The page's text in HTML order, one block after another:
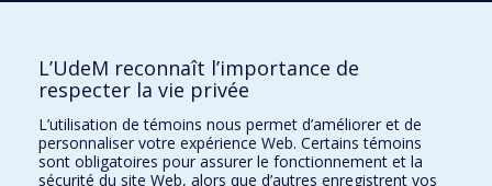
Comment soutenir le Département?
BESOIN D'AIDE?
Plan du site
Signaler une erreur
L’UdeM reconnaît l’importance de
respecter la vie privée
L’utilisation de témoins nous permet d’améliorer et de
personnaliser votre expérience Web. Certains témoins
sont obligatoires pour assurer le fonctionnement et la
sécurité du site Web, alors que d’autres enregistrent vos